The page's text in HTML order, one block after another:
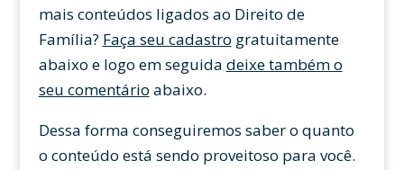
mais conteúdos ligados ao Direito de
Família? Faça seu cadastro gratuitamente
abaixo e logo em seguida deixe também o
seu comentário abaixo.
Dessa forma conseguiremos saber o quanto
o conteúdo está sendo proveitoso para você.